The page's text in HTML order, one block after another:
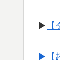
▶︎
▶︎【